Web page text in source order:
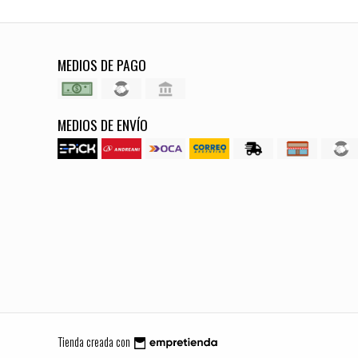
MEDIOS DE PAGO
MEDIOS DE ENVÍO
Tienda creada con